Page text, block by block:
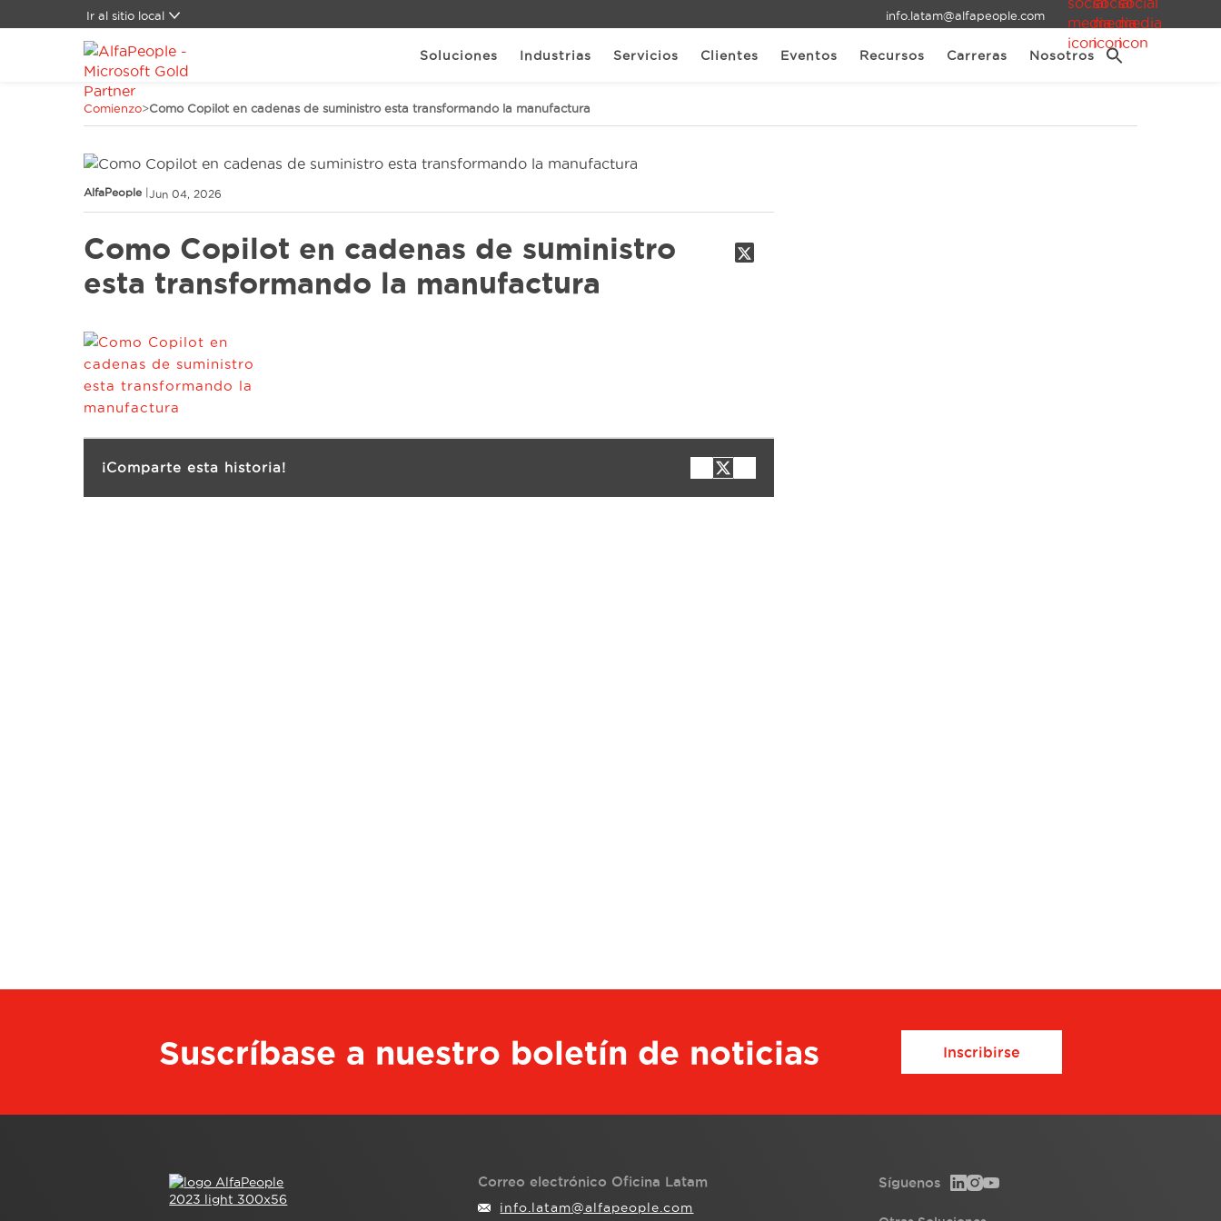
Ir al sitio local
Global
Brasil
Canada
China
Germany
Estados Unidos
Suiza
info.latam@alfapeople.com
Soluciones Industrias Servicios Clientes Eventos Recursos Carreras Nosotros
Comienzo>Como Copilot en cadenas de suministro esta transformando la manufactura
AlfaPeople |Jun 04, 2026
Como Copilot en cadenas de suministro
esta transformando la manufactura
¡Comparte esta historia!
Suscríbase a nuestro boletín de noticias Inscribirse
Correo electrónico Oficina Latam
info.latam@alfapeople.com
Síguenos